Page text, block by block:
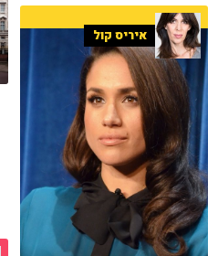
איריס קול